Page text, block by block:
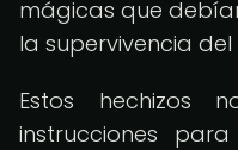
mágicas que
la supervivencia
Estos hechizos
instrucciones